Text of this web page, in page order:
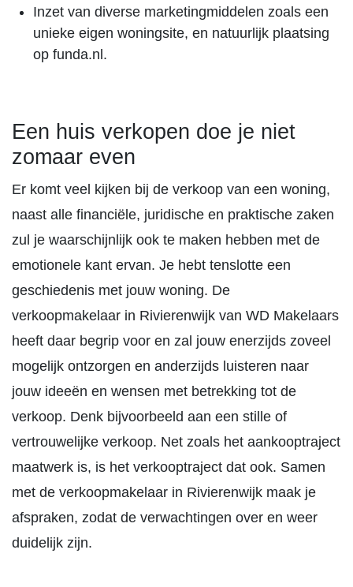
Inzet van diverse marketingmiddelen zoals een
unieke eigen woningsite, en natuurlijk plaatsing
op funda.nl.
Een huis verkopen doe je niet
zomaar even
Er komt veel kijken bij de verkoop van een woning,
naast alle financiële, juridische en praktische zaken
zul je waarschijnlijk ook te maken hebben met de
emotionele kant ervan. Je hebt tenslotte een
geschiedenis met jouw woning. De
verkoopmakelaar in Rivierenwijk van WD Makelaars
heeft daar begrip voor en zal jouw enerzijds zoveel
mogelijk ontzorgen en anderzijds luisteren naar
jouw ideeën en wensen met betrekking tot de
verkoop. Denk bijvoorbeeld aan een stille of
vertrouwelijke verkoop. Net zoals het aankooptraject
maatwerk is, is het verkooptraject dat ook. Samen
met de verkoopmakelaar in Rivierenwijk maak je
afspraken, zodat de verwachtingen over en weer
duidelijk zijn.